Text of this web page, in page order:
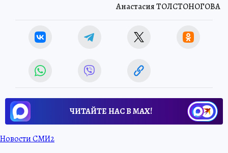
Анастасия ТОЛСТОНОГОВА
ЧИТАЙТЕ НАС В МАХ!
Новости СМИ2